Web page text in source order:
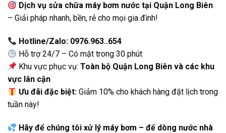
Dịch vụ sửa chữa máy bơm nước tại Quận Long Biên
– Giải pháp nhanh, bền, rẻ cho mọi gia đình!
Hotline/Zalo: 0976.963..654
Hỗ trợ 24/7 – Có mặt trong 30 phút
Khu vực phục vụ:Toàn bộ Quận Long Biên và các khu
vực lân cận
Ưu đãi đặc biệt: Giảm 10% cho khách hàng đặt lịch trong
tuần này!
Hãy để chúng tôi xử lý máy bơm – để dòng nước nhà